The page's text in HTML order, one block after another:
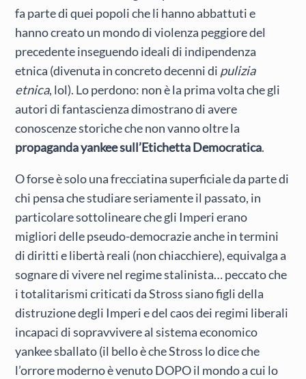
fa parte di quei popoli che li hanno abbattuti e
hanno creato un mondo di violenza peggiore del
precedente inseguendo ideali di indipendenza
etnica (divenuta in concreto decenni di pulizia
etnica, lol). Lo perdono: non è la prima volta che gli
autori di fantascienza dimostrano di avere
conoscenze storiche che non vanno oltre la
propaganda yankee sull’Etichetta Democratica.
O forse è solo una frecciatina superficiale da parte di
chi pensa che studiare seriamente il passato, in
particolare sottolineare che gli Imperi erano
migliori delle pseudo-democrazie anche in termini
di diritti e libertà reali (non chiacchiere), equivalga a
sognare di vivere nel regime stalinista… peccato che
i totalitarismi criticati da Stross siano figli della
distruzione degli Imperi e del caos dei regimi liberali
incapaci di sopravvivere al sistema economico
yankee sballato (il bello è che Stross lo dice che
l’orrore moderno è venuto DOPO il mondo a cui lo